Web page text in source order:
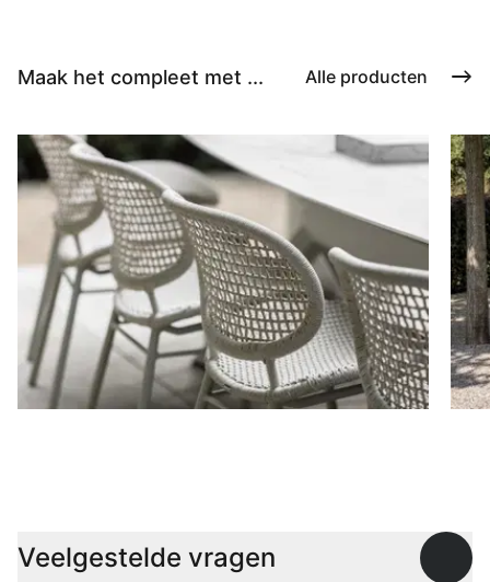
Maak het compleet met ... Alle producten
Veelgestelde vragen